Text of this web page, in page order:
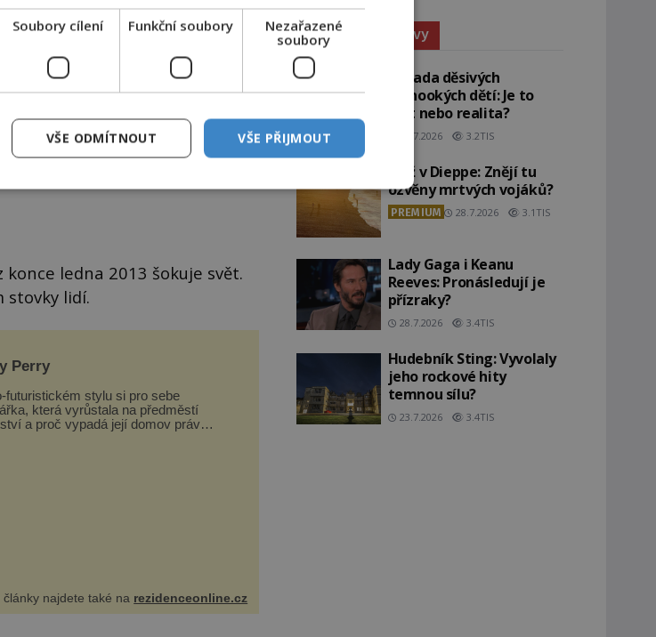
předtuchu, která jí život prodloužila
ledna 2013 šokuje svět.
stovky lidí.
Perry
stylu si pro sebe
která vyrůstala na předměstí
a proč vypadá její domov právě
najdete také na rezidenceonline.cz
Paranormální jevy
Záhada děsivých
černookých dětí: Je to
žert nebo realita?
29.7.2026 3.2TIS
Pláž v Dieppe: Znějí tu
ozvěny mrtvých vojáků?
PREMIUM 28.7.2026 3.1TIS
Lady Gaga i Keanu
Reeves: Pronásledují je
přízraky?
28.7.2026 3.4TIS
Hudebník Sting: Vyvolaly
jeho rockové hity
temnou sílu?
23.7.2026 3.4TIS
Soubory cílení Funkční soubory
Nezařazené
soubory
VŠE PŘIJMOUT
VŠE ODMÍTNOUT